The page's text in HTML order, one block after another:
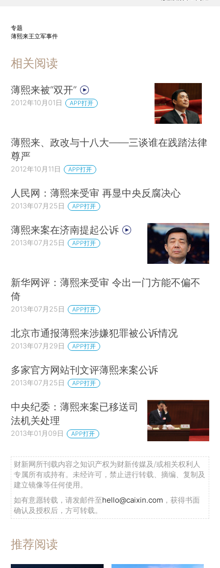
专题
薄熙来王立军事件
相关阅读
薄熙来被“双开”
2012年10月01日 APP打开
薄熙来、政改与十八大——三谈谁在践踏法律
尊严
2012年10月11日 APP打开
人民网：薄熙来受审 再显中央反腐决心
2013年07月25日 APP打开
薄熙来案在济南提起公诉
2013年07月25日 APP打开
新华网评：薄熙来受审 令出一门方能不偏不
倚
2013年07月25日 APP打开
北京市通报薄熙来涉嫌犯罪被公诉情况
2013年07月29日 APP打开
多家官方网站刊文评薄熙来案公诉
2013年07月25日 APP打开
中央纪委：薄熙来案已移送司
法机关处理
2013年01月09日 APP打开
财新网所刊载内容之知识产权为财新传媒及/或相关权利人
专属所有或持有。未经许可，禁止进行转载、摘编、复制及
建立镜像等任何使用。
如有意愿转载，请发邮件至hello@caixin.com ，获得书面
确认及授权后，方可转载。
推荐阅读